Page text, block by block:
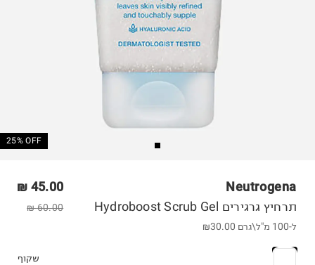
25% OFF
Neutrogena
45.00 ₪
60.00 ₪ תרחיץ גרגירים Hydroboost Scrub Gel
₪30.00 ל-100 מ"ל\גרם
שקוף